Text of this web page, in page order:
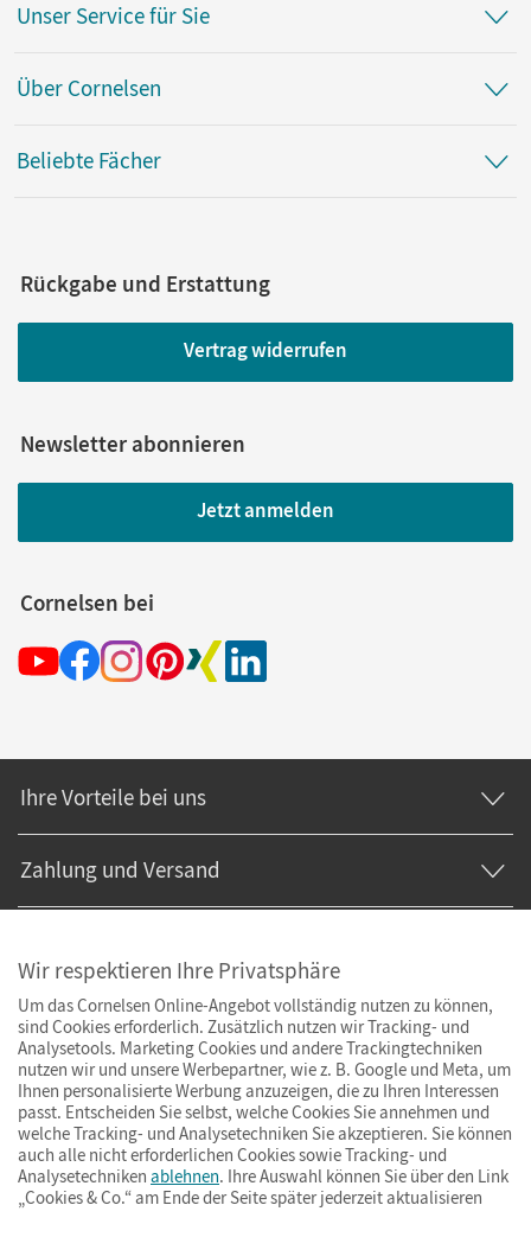
Unser Service für Sie
Über Cornelsen
Beliebte Fächer
Rückgabe und Erstattung
Vertrag widerrufen
Newsletter abonnieren
Jetzt anmelden
Cornelsen bei
Ihre Vorteile bei uns
Zahlung und Versand
ImpressumAGBDatenschutzBarrierefreiheitCookies & Co.
Wir respektieren Ihre Privatsphäre
Um das Cornelsen Online-Angebot vollständig nutzen zu können,
sind Cookies erforderlich. Zusätzlich nutzen wir Tracking- und
Analysetools. Marketing Cookies und andere Trackingtechniken
nutzen wir und unsere Werbepartner, wie z. B. Google und Meta, um
Ihnen personalisierte Werbung anzuzeigen, die zu Ihren Interessen
passt. Entscheiden Sie selbst, welche Cookies Sie annehmen und
welche Tracking- und Analysetechniken Sie akzeptieren. Sie können
auch alle nicht erforderlichen Cookies sowie Tracking- und
Analysetechniken ablehnen. Ihre Auswahl können Sie über den Link
„Cookies & Co.“ am Ende der Seite später jederzeit aktualisieren